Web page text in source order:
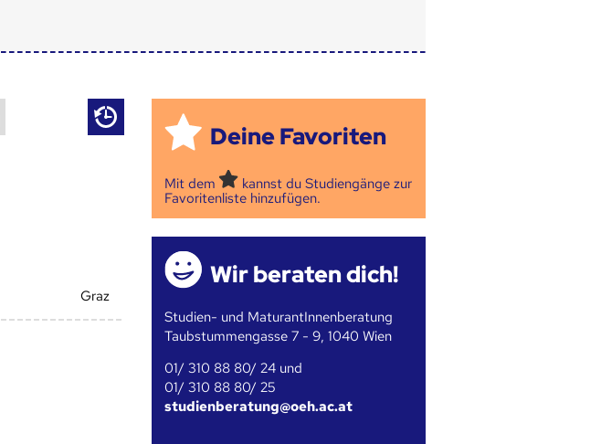
Graz
Deine Favoriten
Mit dem
kannst du Studiengänge zur
Favoritenliste hinzufügen.
Wir beraten dich!
Studien- und MaturantInnenberatung
Taubstummengasse 7 - 9, 1040 Wien
01/ 310 88 80/ 24 und
01/ 310 88 80/ 25
studienberatung@oeh.ac.at